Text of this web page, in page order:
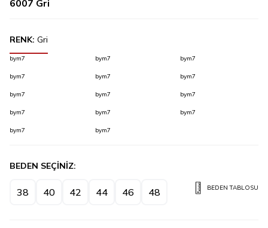
6007 Gri
RENK: Gri
bym7 bym7 bym7
bym7 bym7 bym7
bym7 bym7 bym7
bym7 bym7 bym7
bym7 bym7
BEDEN SEÇİNİZ:
38 40 42 44 46 48 BEDEN TABLOSU